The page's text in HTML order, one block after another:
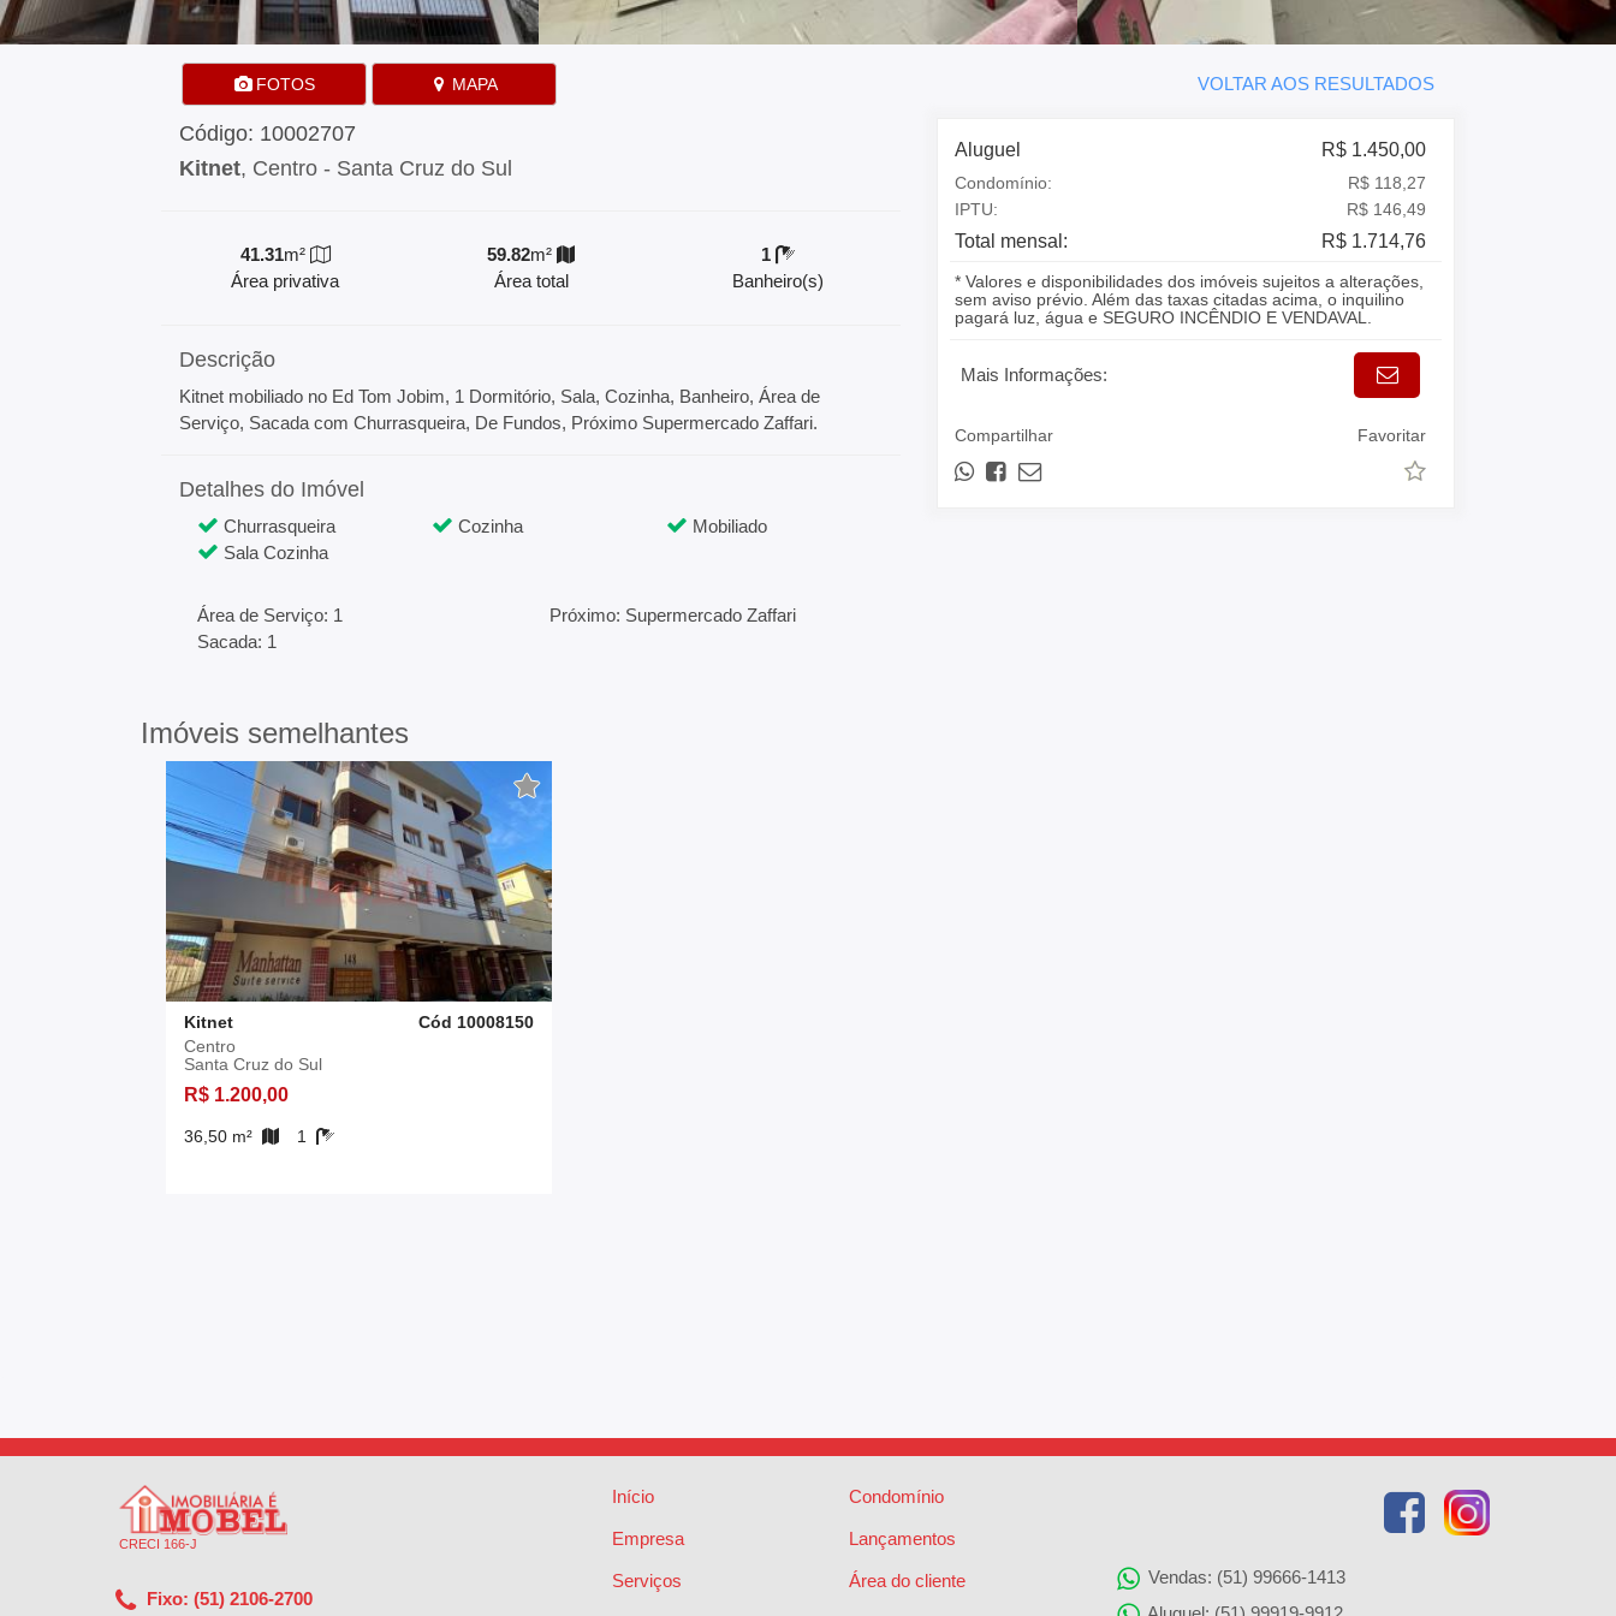
FOTOS MAPA VOLTAR AOS RESULTADOS
Código: 10002707
Kitnet, Centro - Santa Cruz do Sul
41.31m²
Área privativa
59.82m²
Área total
1
Banheiro(s)
Descrição
Kitnet mobiliado no Ed Tom Jobim, 1 Dormitório, Sala, Cozinha, Banheiro, Área de
Serviço, Sacada com Churrasqueira, De Fundos, Próximo Supermercado Zaffari.
Detalhes do Imóvel
Churrasqueira Cozinha
Mobiliado
Sala Cozinha
Área de Serviço: 1
Próximo: Supermercado Zaffari
Sacada: 1
Aluguel R$ 1.450,00
Condomínio:
R$ 118,27
IPTU:
R$ 146,49
Total mensal: R$ 1.714,76
* Valores e disponibilidades dos imóveis sujeitos a alterações,
sem aviso prévio. Além das taxas citadas acima, o inquilino
pagará luz, água e SEGURO INCÊNDIO E VENDAVAL.
Mais Informações:
Compartilhar Favoritar
Imóveis semelhantes
Kitnet
Cód 10008150
Centro
Santa Cruz do Sul
R$ 1.200,00
36,50 m² 1
CRECI 166-J
Fixo: (51) 2106-2700
Início
Empresa
Serviços
Condomínio
Lançamentos
Área do cliente
Vendas: (51) 99666-1413